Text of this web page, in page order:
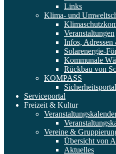
Links
Klima- und
Veranstaltungen
Infos,
Solarenergie-
Kommunale
Rückbau von
KOMPASS
Serviceportal
Freizeit & Kultur
Vereine &
Übersicht von
Aktuelles